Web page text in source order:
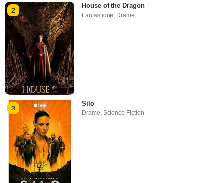
2
House of the Dragon
Fantastique Drame
3
Silo
Drame,Science Fiction